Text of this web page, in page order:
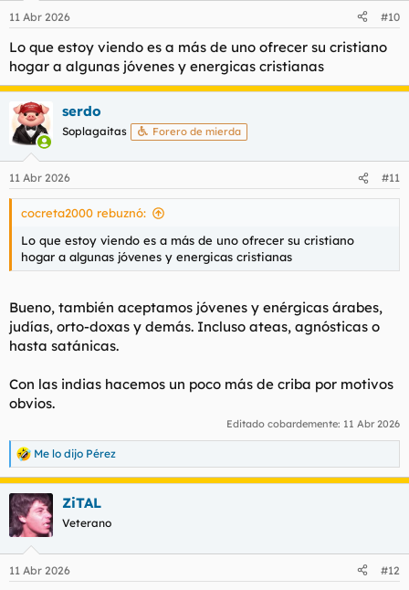
11 Abr 2026 #10
Lo que estoy viendo es a más de uno ofrecer su cristiano
hogar a algunas jóvenes y energicas cristianas
serdo
Soplagaitas Forero de mierda
11 Abr 2026 #11
cocreta2000 rebuznó:
Lo que estoy viendo es a más de uno ofrecer su cristiano
hogar a algunas jóvenes y energicas cristianas
Bueno, también aceptamos jóvenes y enérgicas árabes,
judías, orto-doxas y demás. Incluso ateas, agnósticas o
hasta satánicas.
Con las indias hacemos un poco más de criba por motivos
obvios.
Editado cobardemente: 11 Abr 2026
R
e
a
c
c
i
e
Me lo dijo Pérez
ZiTAL
Veterano
11 Abr 2026 #12